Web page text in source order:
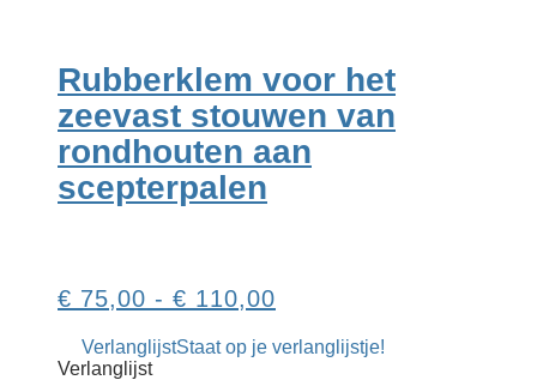
kan
gekozen
worden
op
de
productpagina
Rubberklem voor het
zeevast stouwen van
rondhouten aan
scepterpalen
€ 75,00 - € 110,00
tot
VerlanglijstStaat op je verlanglijstje!
Verlanglijst